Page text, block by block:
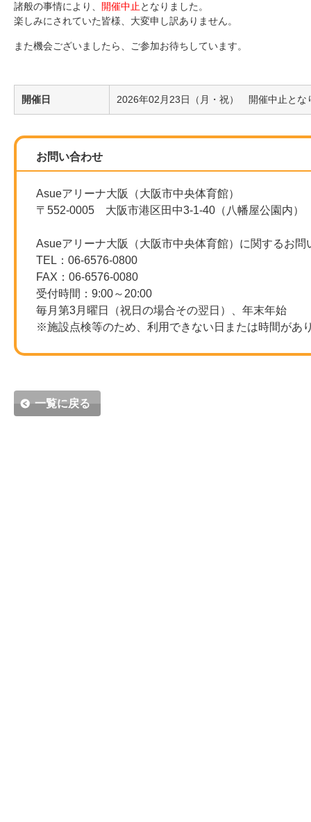
諸般の事情により、 開催中止 となりました。
楽しみにされていた皆様、大変申し訳ありません。
また機会ございましたら、ご参加お待ちしています。
開催日 2026年02月23日（月・祝） 開催中止とな
お問い合わせ
Asueアリーナ大阪（大阪市中央体育館）
〒552-0005 大阪市港区田中3-1-40（八幡屋公園内）
Asueアリーナ大阪（大阪市中央体育館）に関するお問
TEL：06-6576-0800
FAX：06-6576-0080
受付時間：9:00～20:00
毎月第3月曜日（祝日の場合その翌日）、年末年始
※施設点検等のため、利用できない日または時間があ
一覧に戻る